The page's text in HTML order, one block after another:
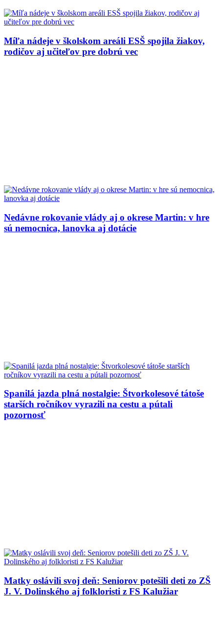
Míľa nádeje v školskom areáli ESŠ spojila žiakov,
rodičov aj učiteľov pre dobrú vec
Nedávne rokovanie vlády aj o okrese Martin: v hre
sú nemocnica, lanovka aj dotácie
Spanilá jazda plná nostalgie: Štvorkolesové tátoše
starších ročníkov vyrazili na cestu a pútali
pozornosť
Matky oslávili svoj deň: Seniorov potešili deti zo ZŠ
J. V. Dolinského aj folkloristi z FS Kalužiar